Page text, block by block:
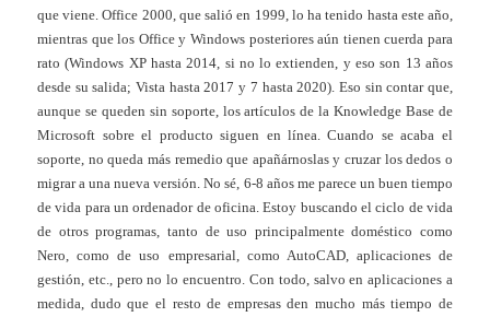
que viene. Office 2000, que salió en 1999, lo ha tenido hasta este año,
mientras que los Office y Windows posteriores aún tienen cuerda para
rato (Windows XP hasta 2014, si no lo extienden, y eso son 13 años
desde su salida; Vista hasta 2017 y 7 hasta 2020). Eso sin contar que,
aunque se queden sin soporte, los artículos de la Knowledge Base de
Microsoft sobre el producto siguen en línea. Cuando se acaba el
soporte, no queda más remedio que apañárnoslas y cruzar los dedos o
migrar a una nueva versión. No sé, 6-8 años me parece un buen tiempo
de vida para un ordenador de oficina. Estoy buscando el ciclo de vida
de otros programas, tanto de uso principalmente doméstico como
Nero, como de uso empresarial, como AutoCAD, aplicaciones de
gestión, etc., pero no lo encuentro. Con todo, salvo en aplicaciones a
medida, dudo que el resto de empresas den mucho más tiempo de